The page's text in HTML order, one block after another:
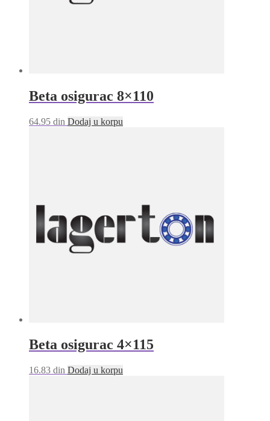
Beta osigurac 8×110
64.95 din Dodaj u korpu
Beta osigurac 4×115
16.83 din Dodaj u korpu